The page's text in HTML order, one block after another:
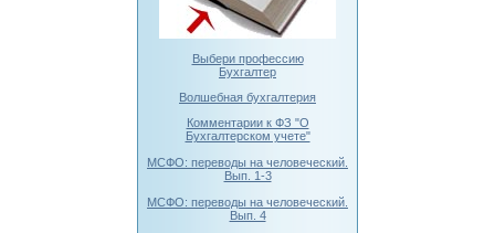
Выбери профессию
Бухгалтер
Волшебная бухгалтерия
Комментарии к ФЗ "О
Бухгалтерском учете"
МСФО: переводы на человеческий.
Вып. 1-3
МСФО: переводы на человеческий.
Вып. 4